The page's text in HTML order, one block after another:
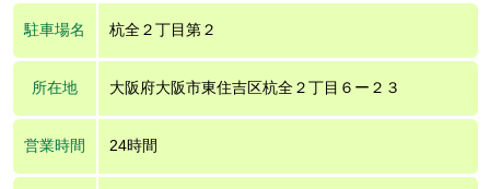
駐車場名 杭全２丁目第２
所在地 大阪府大阪市東住吉区杭全２丁目６ー２３
営業時間 24時間